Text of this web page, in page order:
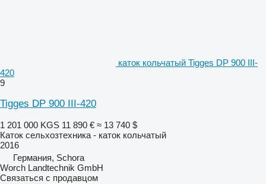
каток кольчатый Tigges DP 900 III-
420
9
Tigges DP 900 III-420
1 201 000 KGS 11 890 € ≈ 13 740 $
Каток сельхозтехника - каток кольчатый
2016
Германия, Schora
Worch Landtechnik GmbH
Связаться с продавцом